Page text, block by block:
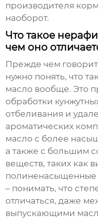
производителя
наоборот.
Что такое
чем оно
Прежде чем
нужно понять, что
масло вообще. Это
обработки
отбеливания и
ароматических
масло с более
а также с большим
веществ, таких как
полиненасыщенные
– понимать, что
отличаться, даже
выпускающими